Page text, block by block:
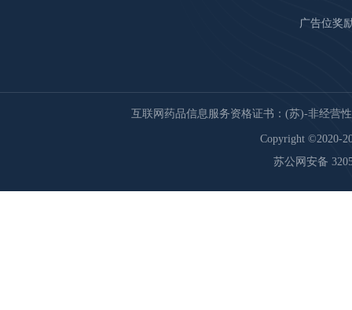
广告位奖
互联网药品信息服务资格证书：(苏)-非经营性
Copyright ©2020-
苏公网安备